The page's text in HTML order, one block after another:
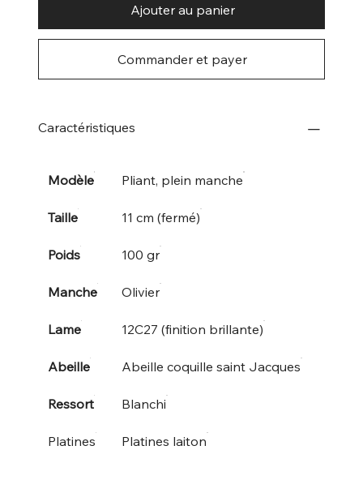
Ajouter au panier
Commander et payer
Caractéristiques
Modèle Pliant, plein manche
Taille 11 cm (fermé)
Poids 100 gr
Manche Olivier
Lame 12C27 (finition brillante)
Abeille Abeille coquille saint Jacques
Ressort Blanchi
Platines Platines laiton